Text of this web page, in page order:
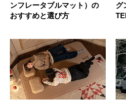
ンフレータブルマット）の
おすすめと選び方
グ